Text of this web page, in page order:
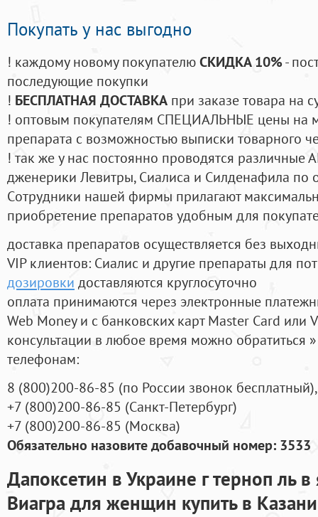
Покупать у нас выгодно
! каждому новому покупателюСКИДКА 10%-
последующие покупки
! БЕСПЛАТНАЯ ДОСТАВКА при заказе товара на
! оптовым покупателям СПЕЦИАЛЬНЫЕ цены на
препарата с возможностью выписки товарного
! так же у нас постоянно проводятся
дженерики Левитры, Сиалиса и Силденафила по
Cотрудники нашей фирмы прилагают
приобретение препаратов удобным для
доставка препаратов осуществляется без
VIP клиентов: Сиалис и другие препараты для
дозировки доставляются круглосуточно
оплата принимаются через электронные
Web Money и с банковских карт Master Card или
консультации в любое время можно обратиться
телефонам:
8 (800)200-86-85 (по России звонок бесплатный),
+7 (800)200-86-85 (Санкт-Петербург)
+7 (800)200-86-85 (Москва)
Обязательно назовите добавочный номер: 3533
Дапоксетин в Украине г терноп ль в
Виагра для женщин купить в Казани